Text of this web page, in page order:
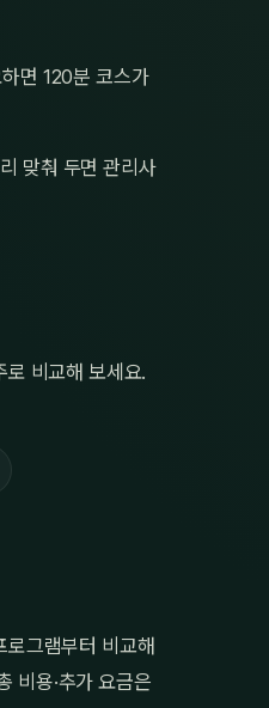
면 120분 코스가
맞춰 두면 관리사
비교해 보세요.
그램부터 비교해
비용·추가 요금은